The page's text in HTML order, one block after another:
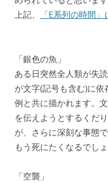
上記、
「E系列の時間
「銀色の魚」
ある日突然全人類が失
が文字(記号も含む)に
例と共に描かれます。
を伝えようとするくだ
が、さらに深刻な事態
もう死にたくなるでし
「空襲」